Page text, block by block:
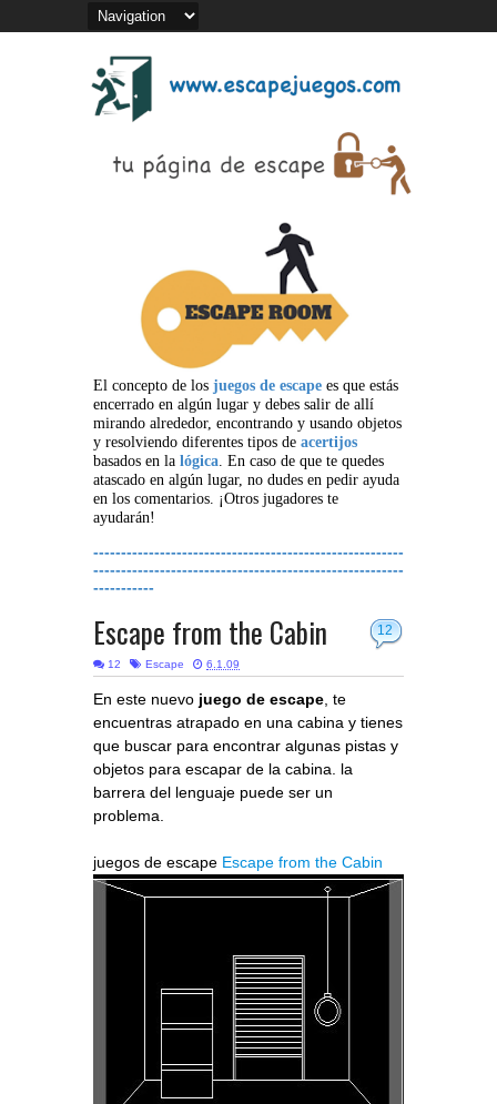
El concepto de los juegos de escape es que estás
encerrado en algún lugar y debes salir de allí
mirando alrededor, encontrando y usando objetos
y resolviendo diferentes tipos de acertijos
basados en la lógica. En caso de que te quedes
atascado en algún lugar, no dudes en pedir ayuda
en los comentarios. ¡Otros jugadores te
ayudarán!
--------------------------------------------------------
--------------------------------------------------------
-----------
12
Escape from the Cabin
12 Escape 6.1.09
En este nuevo juego de escape, te
encuentras atrapado en una cabina y tienes
que buscar para encontrar algunas pistas y
objetos para escapar de la cabina. la
barrera del lenguaje puede ser un
problema.
juegos de escape Escape from the Cabin